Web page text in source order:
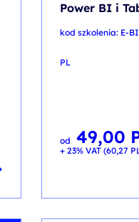
Power BI i
kod szkolenia: E-
PL
od 49,00
+ 23% VAT (60,27